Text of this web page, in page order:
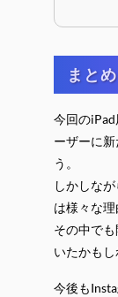
まと
今回の
ーザーに
う。
しかしな
は様々な理
その中で
いたかもし
今後も